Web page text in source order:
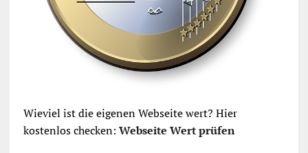
Wieviel ist die eigenen Webseite wert? Hier
kostenlos checken: Webseite Wert prüfen